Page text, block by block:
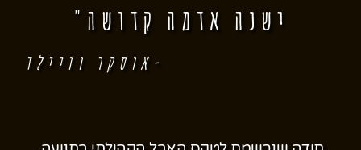
ישנה אדמה קדושה"
-אוסקר וויילד